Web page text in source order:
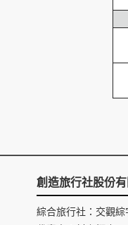
創造旅行社股份有
綜合旅行社：交觀